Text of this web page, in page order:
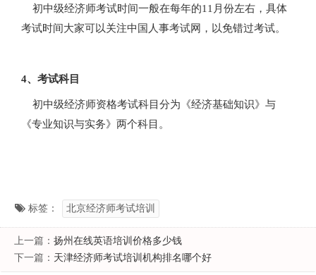
初中级经济师考试时间一般在每年的11月份左右，具体
考试时间大家可以关注中国人事考试网，以免错过考试。
4、考试科目
初中级经济师资格考试科目分为《经济基础知识》与
《专业知识与实务》两个科目。
标签： 北京经济师考试培训
上一篇： 扬州在线英语培训价格多少钱
下一篇： 天津经济师考试培训机构排名哪个好